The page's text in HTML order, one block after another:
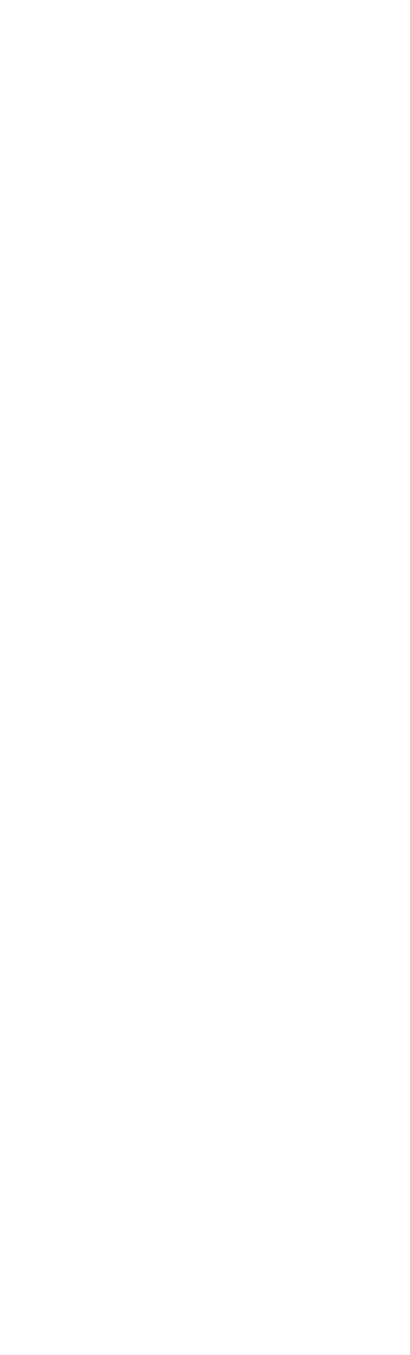
yerine, RÅSKOG servis arabası ile taşınabilir bir makyaj alanı
ya da günlük ihtiyaçlarınızı düzenli ve elinizin altında tutmanıza
daha kişisel ve rahat bir atmosfer kazandırabilirsiniz.
değerlendirebilirsiniz. Yüksek raflar bu parçaları düzenli
emin olmanız önemli. Ayakkabıları SKUBB kutular içinde
Duvarın üst kısmına yerleştirilen bir askı çözümü,
kolayca bulabilirsiniz.